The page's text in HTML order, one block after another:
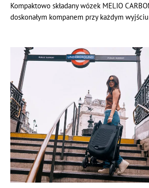
Kompaktowo składany wózek MELIO
doskonałym kompanem przy każdym